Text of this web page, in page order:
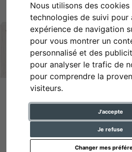
Nous utilisons des
technologies de suivi pour
expérience de navigation
pour vous montrer un
personnalisé et des
pour analyser le trafic de
pour comprendre la
visiteurs.
J'accepte
Je refuse
Changer mes
Retour